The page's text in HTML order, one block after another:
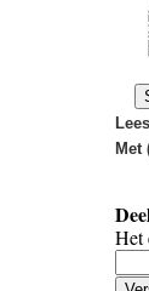
Met
Het